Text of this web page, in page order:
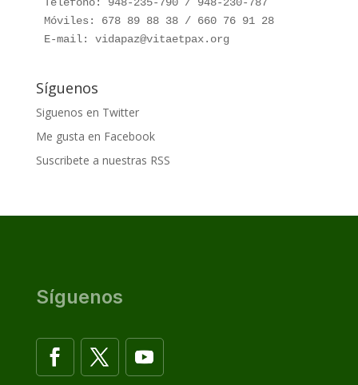
Móviles: 678 89 88 38 / 660 76 91 28
E-mail: vidapaz@vitaetpax.org
Síguenos
Siguenos en Twitter
Me gusta en Facebook
Suscribete a nuestras RSS
Síguenos